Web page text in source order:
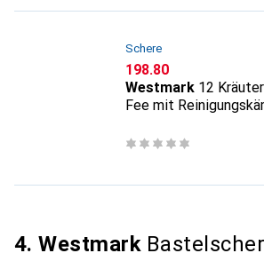
Schere
CHF
198.80
Westmark 12
Fee mit
4. Westmark